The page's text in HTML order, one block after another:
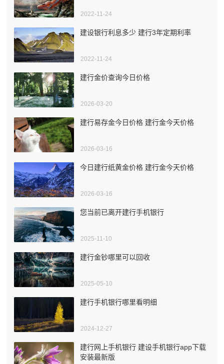
2022-11-24
建设银行利息多少 建行3年定期利率
2022-11-24
建行金价查询今日价格
2026-03-20
建行易存金今日价格 建行金今天价格
2026-03-16
今日建行纸黄金价格 建行金今天价格
2026-03-16
您当前已离开建行手机银行
2025-11-10
建行金钞哪里可以回收
2025-05-10
建行手机银行哪里看明细
2024-12-27
建行网上手机银行 建设手机银行app下载
安装最新版